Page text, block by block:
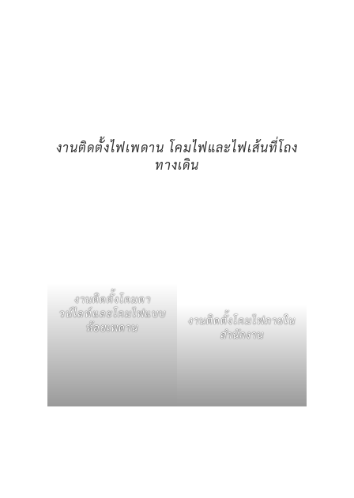
งานติดตั้งไฟเพดาน โคมไฟและไฟเส้นที่โถง
ทางเดิน
งานติดตั้งโคมดา
วน์ไลท์และโคมไฟแบบ
ห้อยเพดาน
งานติดตั้งโคมไฟภายใน
สำนักงาน